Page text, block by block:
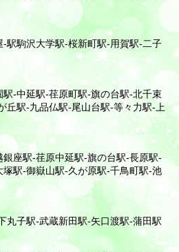
駅駒沢大学駅-桜新町駅-用賀駅-二子
-中延駅-荏原町駅-旗の台駅-北千束
丘駅-九品仏駅-尾山台駅-等々力駅-上
座駅-荏原中延駅-旗の台駅-長原駅-
駅-御嶽山駅-久が原駅-千鳥町駅-池
丸子駅-武蔵新田駅-矢口渡駅-蒲田駅